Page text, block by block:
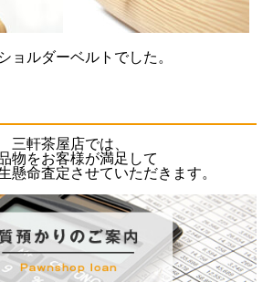
ョルダーベルトでした。
軒茶屋店では、
物をお客様が満足して
懸命査定させていただきます。